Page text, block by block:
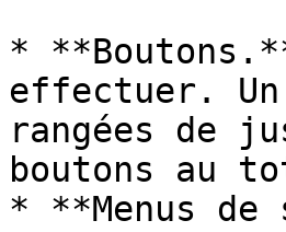
*
effectuer.
rangées de
boutons au
* **Menus